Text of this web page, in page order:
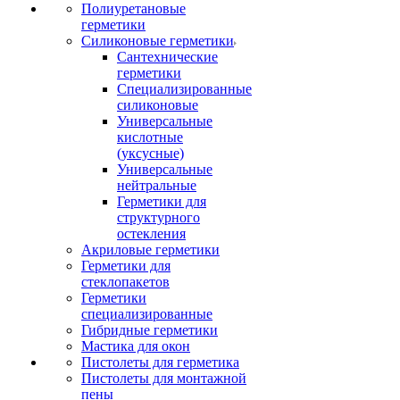
Полиуретановые
герметики
Силиконовые герметики
Сантехнические
герметики
Специализированные
силиконовые
Универсальные
кислотные
(уксусные)
Универсальные
нейтральные
Герметики для
структурного
остекления
Акриловые герметики
Герметики для
стеклопакетов
Герметики
специализированные
Гибридные герметики
Мастика для окон
Пистолеты для герметика
Пистолеты для монтажной
пены